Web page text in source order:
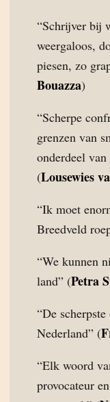
“Schrijver bij
weergaloos,
piesen, zo
Bouazza)
“Scherpe
grenzen van
onderdeel
(Lousewies
“Ik moet
Breedveld
“We kunnen
land” (Petra
“De
Nederland” (
“Elk woord
provocateur